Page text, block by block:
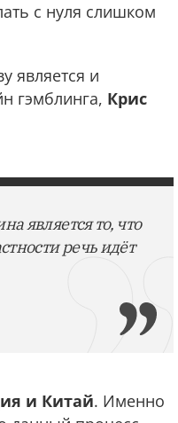
с нуля слишком
является и
гэмблинга, Крис
является то, что
речь идёт
и Китай. Именно